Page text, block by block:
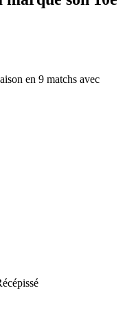
en 9 matchs avec